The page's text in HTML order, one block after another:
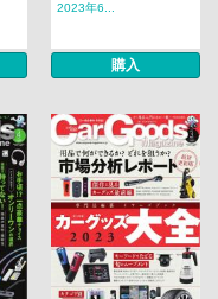
2023年6...
購入